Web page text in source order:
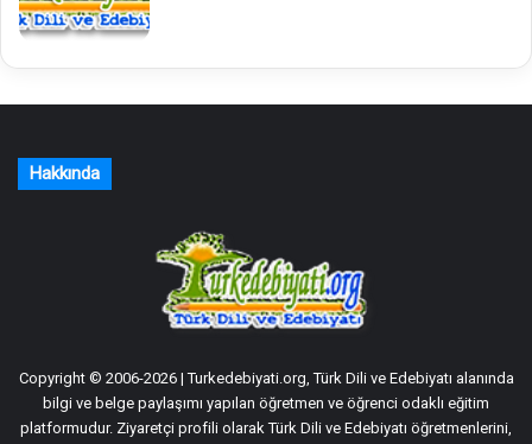
Hakkında
Copyright © 2006-2026 | Turkedebiyati.org, Türk Dili ve Edebiyatı alanında
bilgi ve belge paylaşımı yapılan öğretmen ve öğrenci odaklı eğitim
platformudur. Ziyaretçi profili olarak Türk Dili ve Edebiyatı öğretmenlerini,